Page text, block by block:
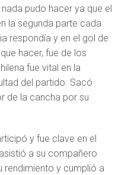
pudo hacer ya que el
la segunda parte cada
respondía y en el gol de
hacer, fue de los
fue vital en la
del partido. Sacó
de la cancha por su
y fue clave en el
a su compañero
rendimiento y cumplió a